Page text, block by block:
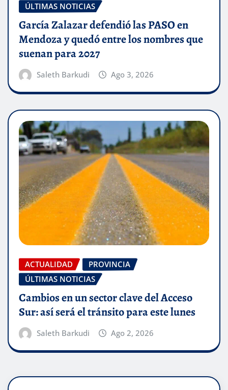
ÚLTIMAS NOTICIAS
García Zalazar defendió las PASO en
Mendoza y quedó entre los nombres que
suenan para 2027
Saleth Barkudi Ago 3, 2026
ACTUALIDAD
PROVINCIA
ÚLTIMAS NOTICIAS
Cambios en un sector clave del Acceso
Sur: así será el tránsito para este lunes
Saleth Barkudi Ago 2, 2026